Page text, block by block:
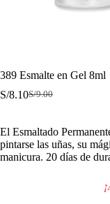
389 Esmalte en Gel 8ml
S/9.00
El
era:
S/9.00.
S/8.10El
es:
S/8.10.
El Esmaltado
pintarse las uñas, su
manicura. 20 días de